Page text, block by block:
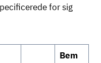
for sig
Bem